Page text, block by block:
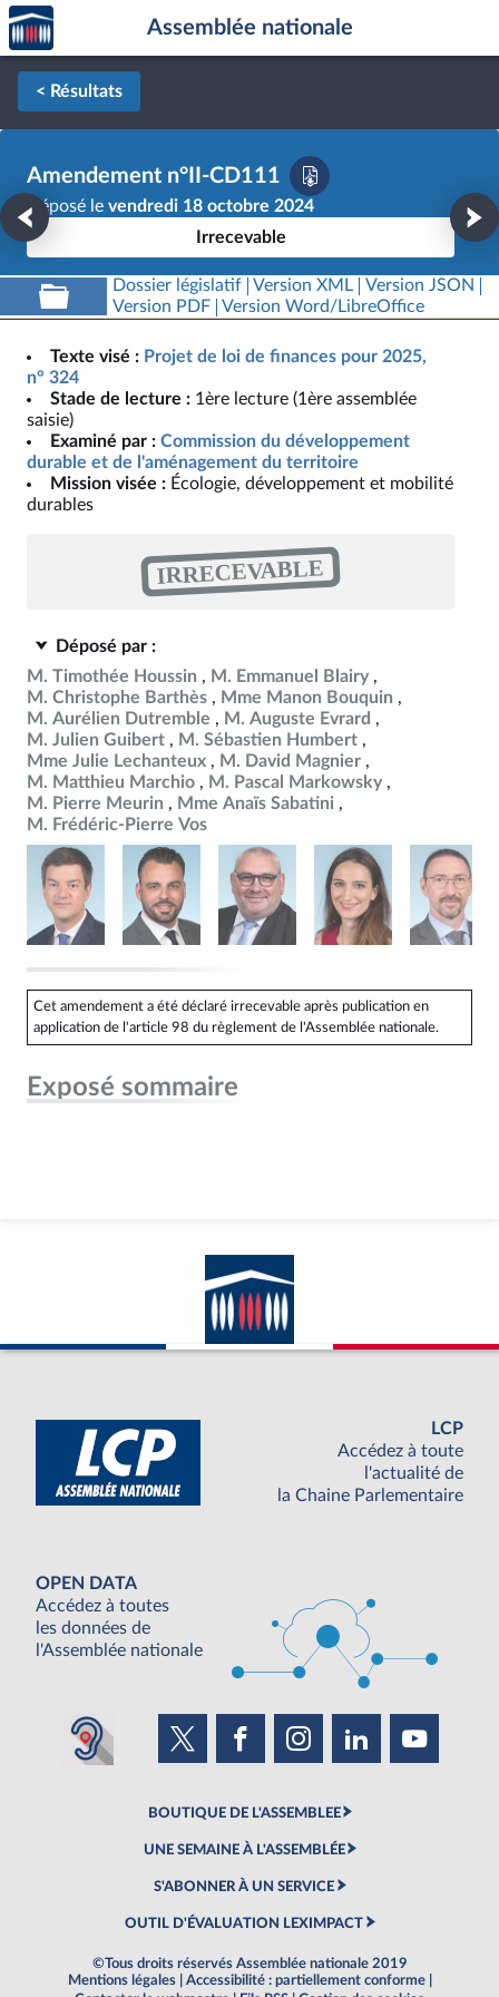
Aller au contenu
Aller en bas de la page
Accèder
à la
page
d'accueil
Assemblée nationale
< Résultats
Amendement n°II-CD111
Déposé le vendredi 18 octobre 2024
Irrecevable
Dossier législatif Version XML
Version JSON
Version PDF
Version Word/LibreOffice
Texte visé : Projet de loi de finances pour 2025,
n° 324
Stade de lecture : 1ère lecture (1ère assemblée
saisie)
Examiné par : Commission du développement
durable et de l'aménagement du territoire
Mission visée : Écologie, développement et mobilité
durables
IRRECEVABLE
Déposé par :
M. Timothée Houssin
M. Emmanuel Blairy
M. Christophe Barthès
Mme Manon Bouquin
M. Aurélien Dutremble
M. Auguste Evrard
M. Julien Guibert
M. Sébastien Humbert
Mme Julie Lechanteux
M. David Magnier
M. Matthieu Marchio
M. Pascal Markowsky
M. Pierre Meurin
Mme Anaïs Sabatini
M. Frédéric-Pierre Vos
Cet amendement a été déclaré irrecevable après publication en
application de l'article 98 du règlement de l'Assemblée nationale.
Exposé sommaire
LCP
Accédez à toute
l'actualité de
la Chaine Parlementaire
OPEN DATA
Accédez à toutes
les données de
l'Assemblée nationale
BOUTIQUE DE L'ASSEMBLEE
UNE SEMAINE À L'ASSEMBLÉE
S'ABONNER À UN SERVICE
OUTIL D'ÉVALUATION LEXIMPACT
©Tous droits réservés Assemblée nationale 2019
Mentions légales
Accessibilité : partiellement conforme